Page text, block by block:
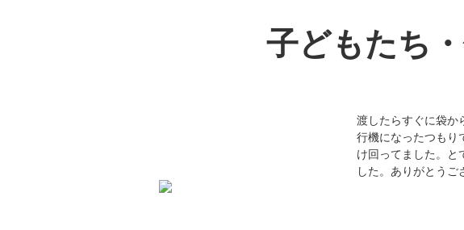
子どもたち
渡したらすぐに袋か
行機になったつもり
け回ってました。と
した。ありがとうご